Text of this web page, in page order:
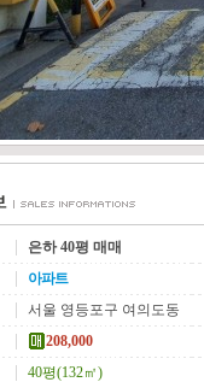
은하 40평 매매
아파트
서울 영등포구 여의도동
208,000
40평(132㎡)